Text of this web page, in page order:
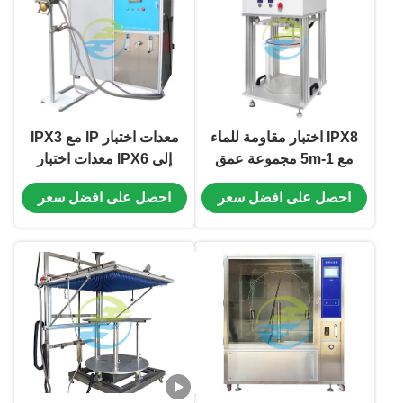
IPX8 اختبار مقاومة للماء
مع 1-5m مجموعة عمق
المياه اختبار ونطاق الضغط
السلبي: -50 ~ 0KPA
احصل على افضل سعر
معدات اختبار IP مع IPX3
إلى IPX6 معدات اختبار
مقاومة للماء مع خزان مياه
من الفولاذ المقاوم للصدأ
احصل على افضل سعر